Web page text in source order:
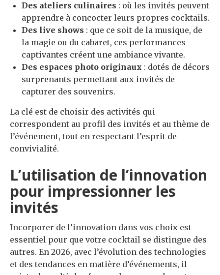
Des ateliers culinaires : où les invités peuvent
apprendre à concocter leurs propres cocktails.
Des live shows : que ce soit de la musique, de
la magie ou du cabaret, ces performances
captivantes créent une ambiance vivante.
Des espaces photo originaux : dotés de décors
surprenants permettant aux invités de
capturer des souvenirs.
La clé est de choisir des activités qui
correspondent au profil des invités et au thème de
l’événement, tout en respectant l’esprit de
convivialité.
L’utilisation de l’innovation
pour impressionner les
invités
Incorporer de l’innovation dans vos choix est
essentiel pour que votre cocktail se distingue des
autres. En 2026, avec l’évolution des technologies
et des tendances en matière d’événements, il